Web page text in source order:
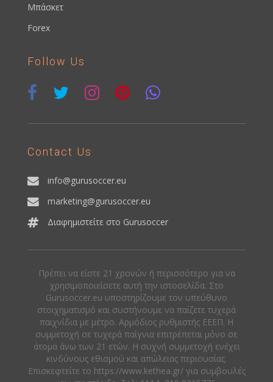
Μπάσκετ
Forex
Follow Us
Contact Us
info@gurusoccer.eu
marketing@gurusoccer.eu
Διαφημιστείτε στο Gurusoccer
Πρέπει να είστε 21 χρονών ή περισσότερο για να
χρησιμοποιείσετε αυτή την ιστοσελίδα. Στο
Gurusoccer.eu υποστηρίζουμε τον υπεύθυνο
στοιχηματισμό και συστήνουμε να παίζετε τυχερά
παιχνίδια με μέτρο. Αρμόδιος ρυθμιστής ΕΕΕΠ. Η
συμμετοχή σε τυχερά παίγνια επιτρέπεται μόνο σε
άτομα άνω των 21 ετών. Η συχνή συμμετοχή ενέχει
κινδύνους εθισμού και απώλειας περιουσίας.
Eπισκεφτείτε το https://www.kethea.gr/ για συμβουλές